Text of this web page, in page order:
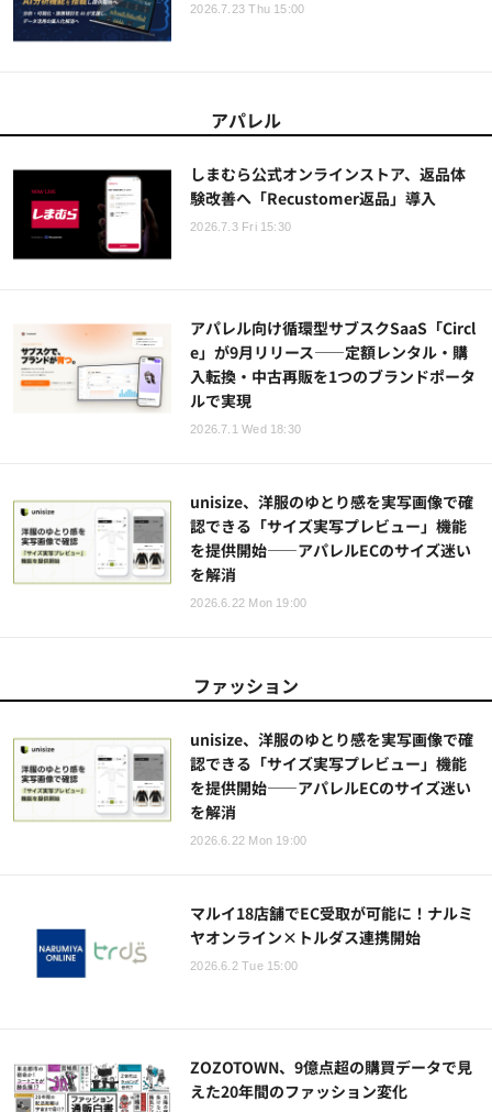
2026.7.23 Thu 15:00
アパレル
しまむら公式オンラインストア、返品体
験改善へ「Recustomer返品」導入
2026.7.3 Fri 15:30
アパレル向け循環型サブスクSaaS「Circl
e」が9月リリース——定額レンタル・購
入転換・中古再販を1つのブランドポータ
ルで実現
2026.7.1 Wed 18:30
unisize、洋服のゆとり感を実写画像で確
認できる「サイズ実写プレビュー」機能
を提供開始——アパレルECのサイズ迷い
を解消
2026.6.22 Mon 19:00
ファッション
unisize、洋服のゆとり感を実写画像で確
認できる「サイズ実写プレビュー」機能
を提供開始——アパレルECのサイズ迷い
を解消
2026.6.22 Mon 19:00
マルイ18店舗でEC受取が可能に！ナルミ
ヤオンライン×トルダス連携開始
2026.6.2 Tue 15:00
ZOZOTOWN、9億点超の購買データで見
えた20年間のファッション変化